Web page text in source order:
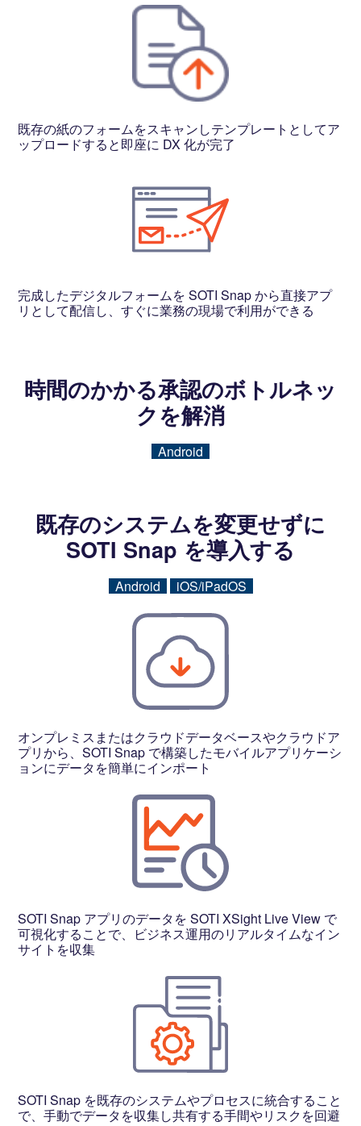
既存の紙のフォームをスキャンしテンプレートとしてア
ップロードすると即座に DX 化が完了
完成したデジタルフォームを SOTI Snap から直接アプ
リとして配信し、すぐに業務の現場で利用ができる
時間のかかる承認のボトルネッ
クを解消
Android
既存のシステムを変更せずに
SOTI Snap を導入する
Android iOS/iPadOS
オンプレミスまたはクラウドデータベースやクラウドア
プリから、SOTI Snap で構築したモバイルアプリケーシ
ョンにデータを簡単にインポート
SOTI Snap アプリのデータを SOTI XSight Live View で
可視化することで、ビジネス運用のリアルタイムなイン
サイトを収集
SOTI Snap を既存のシステムやプロセスに統合すること
で、手動でデータを収集し共有する手間やリスクを回避